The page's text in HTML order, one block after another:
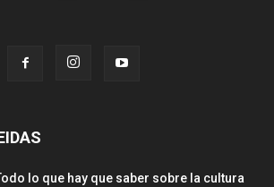
lo que hay que saber sobre la cultura